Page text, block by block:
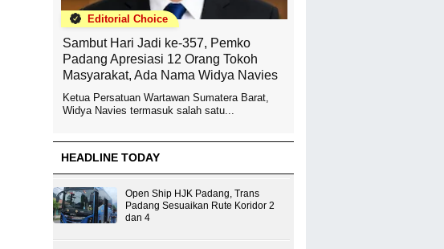
Editorial Choice
Sambut Hari Jadi ke-357, Pemko
Padang Apresiasi 12 Orang Tokoh
Masyarakat, Ada Nama Widya Navies
Ketua Persatuan Wartawan Sumatera Barat,
Widya Navies termasuk salah satu...
HEADLINE TODAY
Open Ship HJK Padang, Trans
Padang Sesuaikan Rute Koridor 2
dan 4